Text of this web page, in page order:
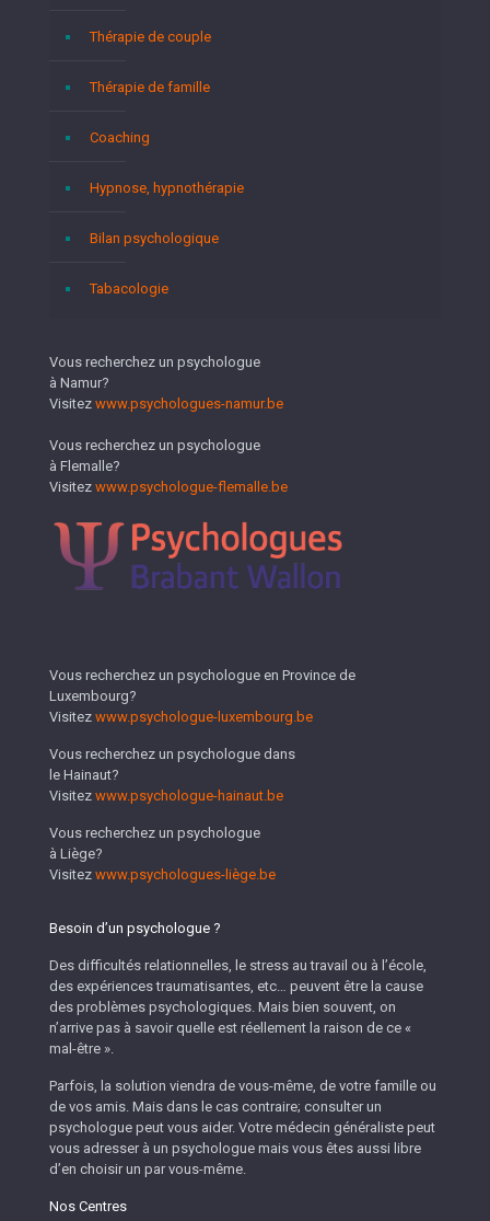
Thérapie de couple
Thérapie de famille
Coaching
Hypnose, hypnothérapie
Bilan psychologique
Tabacologie
Vous recherchez un psychologue
à Namur?
Visitez www.psychologues-namur.be
Vous recherchez un psychologue
à Flemalle?
Visitez www.psychologue-flemalle.be
Vous recherchez un psychologue en Province de
Luxembourg?
Visitez www.psychologue-luxembourg.be
Vous recherchez un psychologue dans
le Hainaut?
Visitez www.psychologue-hainaut.be
Vous recherchez un psychologue
à Liège?
Visitez www.psychologues-liège.be
Besoin d’un psychologue ?
Des difficultés relationnelles, le stress au travail ou à l’école,
des expériences traumatisantes, etc… peuvent être la cause
des problèmes psychologiques. Mais bien souvent, on
n’arrive pas à savoir quelle est réellement la raison de ce «
mal-être ».
Parfois, la solution viendra de vous-même, de votre famille ou
de vos amis. Mais dans le cas contraire; consulter un
psychologue peut vous aider. Votre médecin généraliste peut
vous adresser à un psychologue mais vous êtes aussi libre
d’en choisir un par vous-même.
Nos Centres